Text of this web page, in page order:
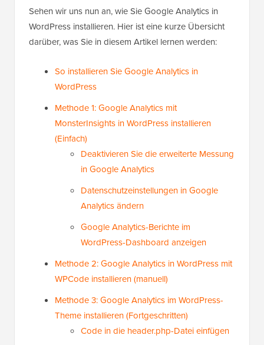
Sehen wir uns nun an, wie Sie Google Analytics in
WordPress installieren. Hier ist eine kurze Übersicht
darüber, was Sie in diesem Artikel lernen werden:
So installieren Sie Google Analytics in
WordPress
Methode 1: Google Analytics mit
MonsterInsights in WordPress installieren
(Einfach)
Deaktivieren Sie die erweiterte Messung
in Google Analytics
Datenschutzeinstellungen in Google
Analytics ändern
Google Analytics-Berichte im
WordPress-Dashboard anzeigen
Methode 2: Google Analytics in WordPress mit
WPCode installieren (manuell)
Methode 3: Google Analytics im WordPress-
Theme installieren (Fortgeschritten)
Code in die header.php-Datei einfügen